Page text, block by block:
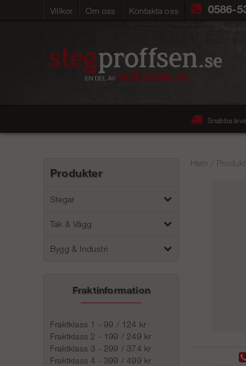
Villkor Om oss Kontakta oss 0586-
Snabba
Produkter
Stegar
Tak & Vägg
Bygg & Industri
Fraktinformation
Fraktklass 1 - 99 / 124 kr
Fraktklass 2 - 199 / 249 kr
Fraktklass 3 - 299 / 374 kr
Fraktklass 4 - 399 / 499 kr
Hem